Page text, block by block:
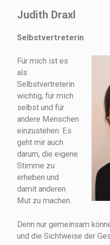
Judith Draxl
Selbstvertreterin
Für mich ist es
als
Selbstvertreterin
wichtig, für mich
selbst und für
andere Menschen
einzustehen. Es
geht mir auch
darum, die eigene
Stimme zu
erheben und
damit anderen
Mut zu machen.
Denn nur gemeinsam
und die Sichtweise der